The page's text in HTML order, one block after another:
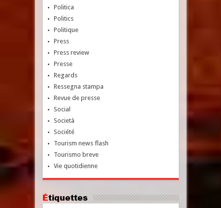
Politica
Politics
Politique
Press
Press review
Presse
Regards
Ressegna stampa
Revue de presse
Social
Società
Société
Tourism news flash
Tourismo breve
Vie quotidienne
Étiquettes